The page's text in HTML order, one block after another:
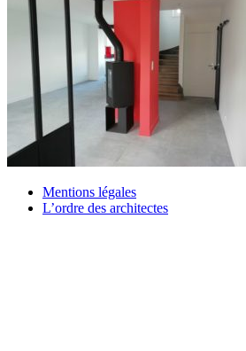
Mentions légales
L’ordre des architectes